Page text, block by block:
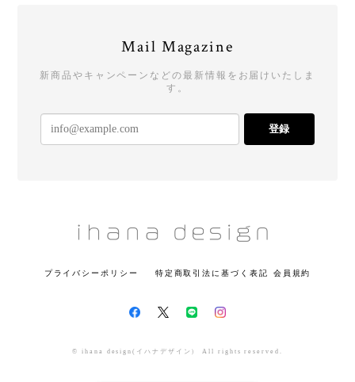
Mail Magazine
新商品やキャンペーンなどの最新情報をお届けいたしま
す。
登録
プライバシーポリシー 特定商取引法に基づく表記 会員規約
© ihana design(イハナデザイン） All rights reserved.